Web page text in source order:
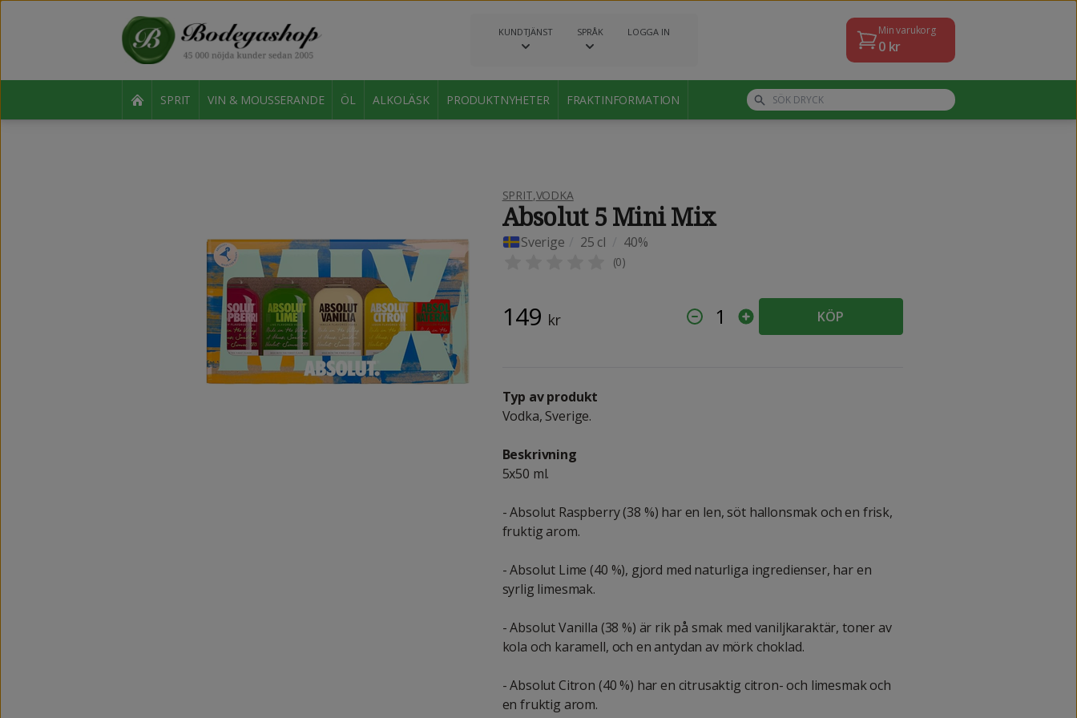
KUNDTJÄNST SPRÅK LOGGA IN Min varukorg
0kr
SPRIT VIN & MOUSSERANDE ÖL ALKOLÄSK PRODUKTNYHETER FRAKTINFORMATION
SPRIT,VODKA
Absolut 5 Mini Mix
Sverige 25 cl 40%
(0)
149 kr 1 KÖP
Typ av produkt
Vodka, Sverige.
Beskrivning
5x50 ml.
- Absolut Raspberry (38 %) har en len, söt hallonsmak och en frisk,
fruktig arom.
- Absolut Lime (40 %), gjord med naturliga ingredienser, har en
syrlig limesmak.
- Absolut Vanilla (38 %) är rik på smak med vaniljkaraktär, toner av
kola och karamell, och en antydan av mörk choklad.
- Absolut Citron (40 %) har en citrusaktig citron- och limesmak och
en fruktig arom.